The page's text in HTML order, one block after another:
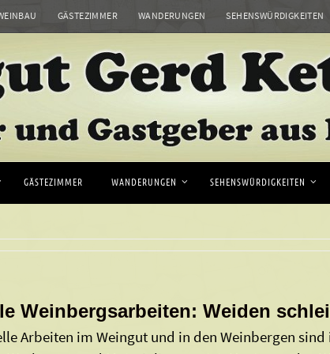
GÄSTEZIMMER WANDERUNGEN SEHENSWÜRDIGKEITEN
GÄSTEZIMMER WANDERUNGEN SEHENSWÜRDIGKEITEN
Weinbergsarbeiten: Weiden
Arbeiten im Weingut und in den Weinbergen